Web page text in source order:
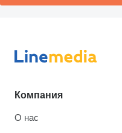
Компания
О нас